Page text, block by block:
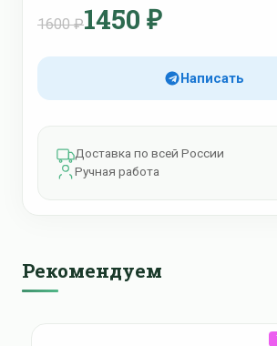
1600 ₽1450 ₽
Написать
Доставка по всей России
Ручная работа
Рекомендуем